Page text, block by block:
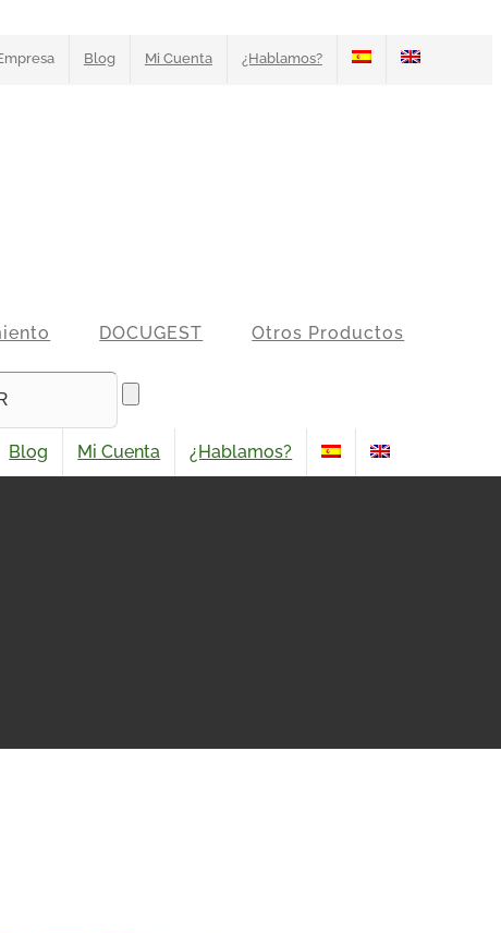
Blog Mi Cuenta ¿Hablamos?
DOCUGEST Otros Productos
Blog Mi Cuenta ¿Hablamos?